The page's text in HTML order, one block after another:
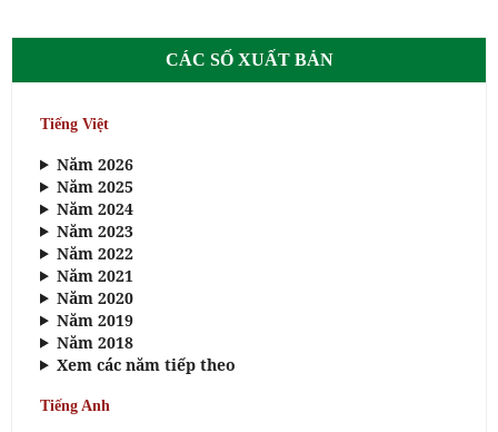
CÁC SỐ XUẤT BẢN
Tiếng Việt
Năm 2026
Năm 2025
Năm 2024
Năm 2023
Năm 2022
Năm 2021
Năm 2020
Năm 2019
Năm 2018
Xem các năm tiếp theo
Tiếng Anh